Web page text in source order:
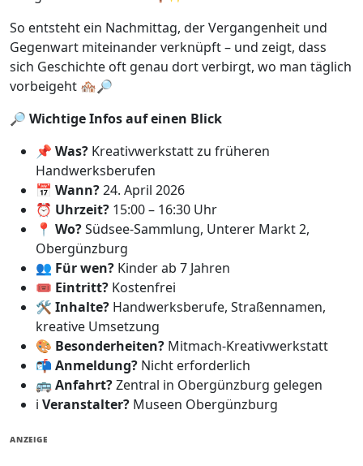
So entsteht ein Nachmittag, der Vergangenheit und
Gegenwart miteinander verknüpft – und zeigt, dass
sich Geschichte oft genau dort verbirgt, wo man täglich
vorbeigeht 🏘️🔎
🔎 Wichtige Infos auf einen Blick
📌 Was? Kreativwerkstatt zu früheren
Handwerksberufen
📅 Wann?24. April 2026
⏰ Uhrzeit? 15:00 – 16:30 Uhr
📍 Wo?Südsee-Sammlung, Unterer Markt 2,
Obergünzburg
👥 Für wen? Kinder ab 7 Jahren
🎟️ Eintritt? Kostenfrei
🛠️ Inhalte? Handwerksberufe, Straßennamen,
kreative Umsetzung
🎨 Besonderheiten? Mitmach-Kreativwerkstatt
📬 Anmeldung? Nicht erforderlich
🚌Anfahrt?Zentral in Obergünzburg gelegen
ℹ️ Veranstalter? Museen Obergünzburg
ANZEIGE